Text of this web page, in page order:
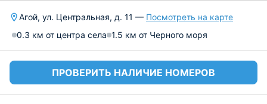
Агой, ул. Центральная, д. 11 — Посмотреть на карте
0.3 км от центра села 1.5 км от Черного моря
ПРОВЕРИТЬ НАЛИЧИЕ НОМЕРОВ